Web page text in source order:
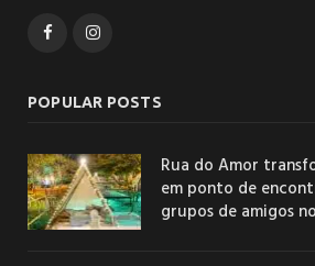
FacebookInstagram
POPULAR POSTS
Rua do Amor
em ponto de
grupos de amigos